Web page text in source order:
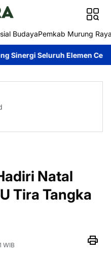
BudayaPemkab Murung
Elemen Cegah Bencana
Natal
Tira Tangka
WIB